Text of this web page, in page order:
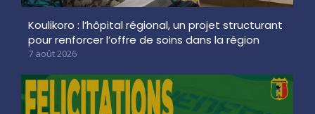
Koulikoro : l’hôpital régional, un projet structurant
pour renforcer l’offre de soins dans la région
7 août 2026